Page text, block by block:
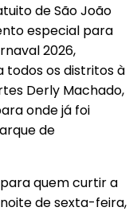
de São João
especial para
2026,
todos os distritos à
Derly Machado,
onde já foi
de
quem curtir a
de sexta-feira,